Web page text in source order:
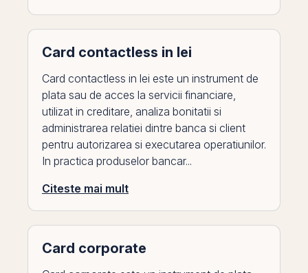
Card contactless in lei
Card contactless in lei este un instrument de
plata sau de acces la servicii financiare,
utilizat in creditare, analiza bonitatii si
administrarea relatiei dintre banca si client
pentru autorizarea si executarea operatiunilor.
In practica produselor bancar...
Citeste mai mult
Card corporate